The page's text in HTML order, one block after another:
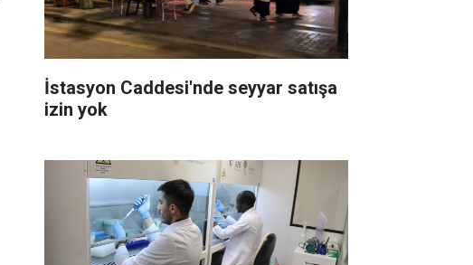
İstasyon Caddesi'nde seyyar satışa
izin yok